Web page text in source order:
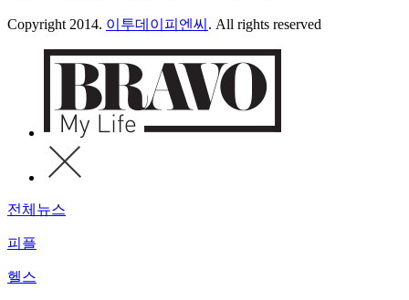
Copyright 2014. 이투데이피엔씨 . All rights reserved
전체뉴스
피플
헬스